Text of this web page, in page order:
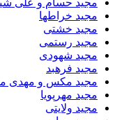
مجید حسام و علی
مجید خراطها
مجید خشتی
مجید رستمی
مجید شهودی
مجید فرهبد
مجید مکس و مهدی
مجید مهرپویا
مجید ولایتی